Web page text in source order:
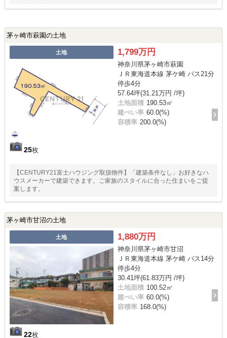
茅ヶ崎市萩園の土地
土地
25枚
1,799万円
神奈川県茅ヶ崎市萩園
ＪＲ東海道本線 茅ケ崎 バス21分
停歩4分
57.64坪(31.21万円 /坪)
土地面積 190.53㎡
建ぺい率 60.0(%)
容積率 200.0(%)
【CENTURY21富士ハウジング取扱物件】「建築条件なし」お好きなハ
ウスメーカーで建築できます。ご家族のスタイルに合った住まいをご提
案します。
茅ヶ崎市甘沼の土地
土地
22枚
1,880万円
神奈川県茅ヶ崎市甘沼
ＪＲ東海道本線 茅ケ崎 バス14分
停歩4分
30.41坪(61.83万円 /坪)
土地面積 100.52㎡
建ぺい率 60.0(%)
容積率 168.0(%)